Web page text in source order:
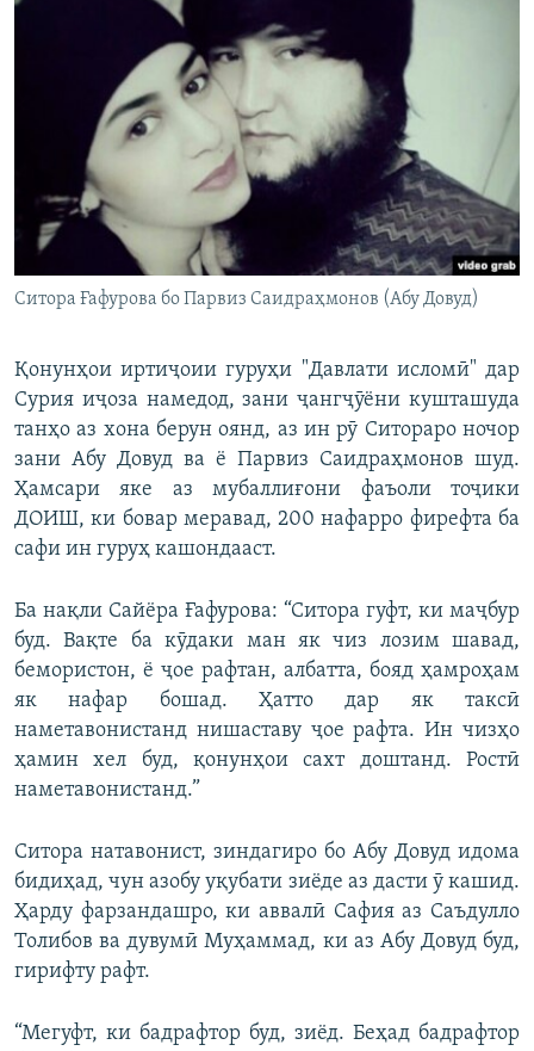
Ситора Ғафурова бо Парвиз Саидраҳмонов (Абу Довуд)
Қонунҳои иртиҷоии гуруҳи "Давлати исломӣ" дар
Сурия иҷоза намедод, зани ҷангҷӯёни кушташуда
танҳо аз хона берун оянд, аз ин рӯ Ситораро ночор
зани Абу Довуд ва ё Парвиз Саидраҳмонов шуд.
Ҳамсари яке аз мубаллиғони фаъоли тоҷики
ДОИШ, ки бовар меравад, 200 нафарро фирефта ба
сафи ин гуруҳ кашондааст.
Ба нақли Сайёра Ғафурова: “Ситора гуфт, ки маҷбур
буд. Вақте ба кӯдаки ман як чиз лозим шавад,
бемористон, ё ҷое рафтан, албатта, бояд ҳамроҳам
як нафар бошад. Ҳатто дар як таксӣ
наметавонистанд нишаставу ҷое рафта. Ин чизҳо
ҳамин хел буд, қонунҳои сахт доштанд. Ростӣ
наметавонистанд.”
Ситора натавонист, зиндагиро бо Абу Довуд идома
бидиҳад, чун азобу уқубати зиёде аз дасти ӯ кашид.
Ҳарду фарзандашро, ки аввалӣ Сафия аз Саъдулло
Толибов ва дувумӣ Муҳаммад, ки аз Абу Довуд буд,
гирифту рафт.
“Мегуфт, ки бадрафтор буд, зиёд. Беҳад бадрафтор